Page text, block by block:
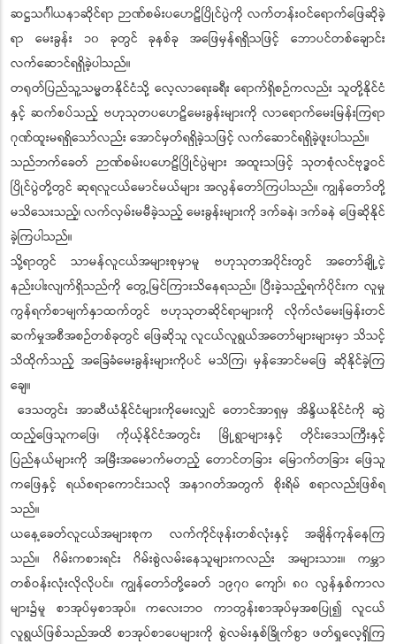
ဆဋ္ဌသင်္ဂါယနာဆိုင်ရာ ဉာဏ်စမ်းပဟေဠိပြိုင်ပွဲကို လက်တန်းဝင်ရောက်ဖြေဆိုခဲ့
ရာ မေးခွန်း ၁၀ ခုတွင် ခုနစ်ခု အဖြေမှန်ရရှိသဖြင့် ဘောပင်တစ်ချောင်း
လက်ဆောင်ရရှိခဲ့ပါသည်။
တရုတ်ပြည်သူ့သမ္မတနိုင်ငံသို့ လေ့လာရေးခရီး ရောက်ရှိစဉ်ကလည်း သူတို့နိုင်ငံ
နှင့် ဆက်စပ်သည့် ဗဟုသုတပဟေဠိမေးခွန်းများကို လာရောက်မေးမြန်းကြရာ
ဂုဏ်ထူးမရရှိသော်လည်း အောင်မှတ်ရရှိခဲ့သဖြင့် လက်ဆောင်ရရှိခဲ့ဖူးပါသည်။
သည်ဘက်ခေတ် ဉာဏ်စမ်းပဟေဠိပြိုင်ပွဲများ အထူးသဖြင့် သုတစုံလင်ဗုဒ္ဓဝင်
ပြိုင်ပွဲတို့တွင် ဆုရလူငယ်မောင်မယ်များ အလွန်တော်ကြပါသည်။ ကျွန်တော်တို့
မသိသေးသည့်၊ လက်လှမ်းမမီခဲ့သည့် မေးခွန်းများကို ဒက်ခနဲ၊ ဒက်ခနဲ ဖြေဆိုနိုင်
ခဲ့ကြပါသည်။
သို့ရာတွင် သာမန်လူငယ်အများစုမှာမူ ဗဟုသုတအပိုင်းတွင် အတော်ချို့ငဲ့
နည်းပါးလျက်ရှိသည်ကို တွေ့မြင်ကြားသိနေရသည်။ ပြီးခဲ့သည့်ရက်ပိုင်းက လူမှု
ကွန်ရက်စာမျက်နှာထက်တွင် ဗဟုသုတဆိုင်ရာများကို လိုက်လံမေးမြန်းတင်
ဆက်မှုအစီအစဉ်တစ်ခုတွင် ဖြေဆိုသူ လူငယ်လူရွယ်အတော်များများမှာ သိသင့်
သိထိုက်သည့် အခြေခံမေးခွန်းများကိုပင် မသိကြ၊ မှန်အောင်မဖြေ ဆိုနိုင်ခဲ့ကြ
ချေ။
ဒေသတွင်း အာဆီယံနိုင်ငံများကိုမေးလျှင် တောင်အာရှမှ အိန္ဒိယနိုင်ငံကို ဆွဲ
ထည့်ဖြေသူကဖြေ၊ ကိုယ့်နိုင်ငံအတွင်း မြို့ရွာများနှင့် တိုင်းဒေသကြီးနှင့်
ပြည်နယ်များကို အမြီးအမောက်မတည့် တောင်တခြား မြောက်တခြား ဖြေသူ
ကဖြေနှင့် ရယ်စရာကောင်းသလို အနာဂတ်အတွက် စိုးရိမ် စရာလည်းဖြစ်ရ
သည်။
ယနေ့ခေတ်လူငယ်အများစုက လက်ကိုင်ဖုန်းတစ်လုံးနှင့် အချိန်ကုန်နေကြ
သည်။ ဂိမ်းကစားရင်း ဂိမ်းစွဲလမ်းနေသူများကလည်း အများသား။ ကမ္ဘာ
တစ်ဝန်းလုံးလိုလိုပင်။ ကျွန်တော်တို့ခေတ် ၁၉၇၀ ကျော်၊ ၈၀ လွန်နှစ်ကာလ
များ၌မူ စာအုပ်မှစာအုပ်။ ကလေးဘဝ ကာတွန်းစာအုပ်မှအစပြု၍ လူငယ်
လူရွယ်ဖြစ်သည်အထိ စာအုပ်စာပေများကို စွဲလမ်းနှစ်ခြိုက်စွာ ဖတ်ရှုလေ့ရှိကြ